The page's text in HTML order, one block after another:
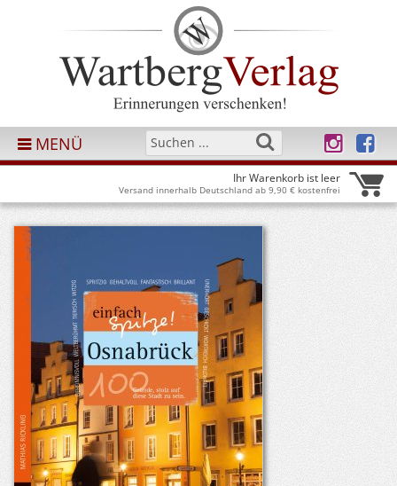
MENÜ
Ihr Warenkorb ist leer
Versand innerhalb Deutschland ab 9,90 € kostenfrei